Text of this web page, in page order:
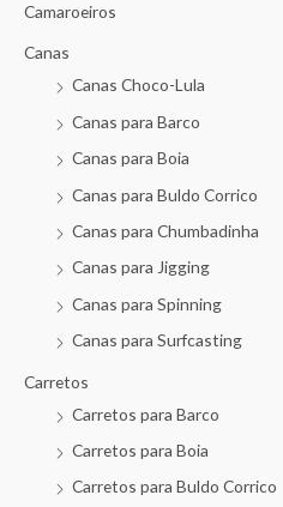
Camaroeiros
Canas
Canas Choco-Lula
Canas para Barco
Canas para Boia
Canas para Buldo Corrico
Canas para Chumbadinha
Canas para Jigging
Canas para Spinning
Canas para Surfcasting
Carretos
Carretos para Barco
Carretos para Boia
Carretos para Buldo Corrico